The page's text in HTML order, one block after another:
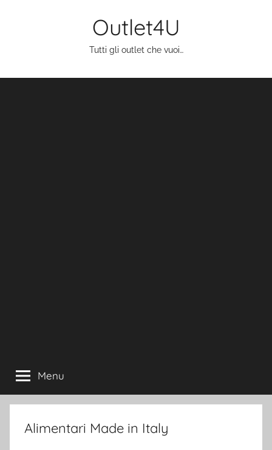
Outlet4U
Tutti gli outlet che vuoi…
Menu
Alimentari Made in Italy